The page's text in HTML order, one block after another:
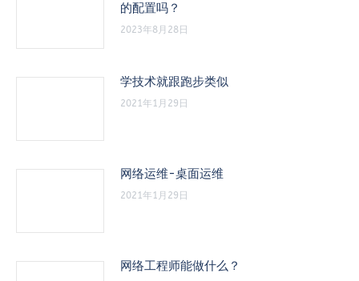
的配置吗？
2023年8月28日
学技术就跟跑步类似
2021年1月29日
网络运维-桌面运维
2021年1月29日
网络工程师能做什么？